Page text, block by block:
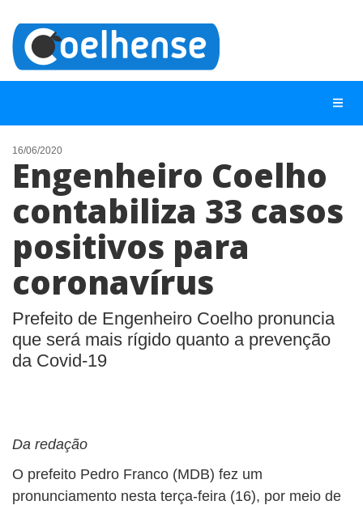
NOTÍCIAS
LISTA DIGITAL
TELEFONES ÚTEIS
CONTATO
ANUNCIE
BUSCAR
16/06/2020
Engenheiro Coelho
contabiliza 33 casos
positivos para
coronavírus
Prefeito de Engenheiro Coelho pronuncia
que será mais rígido quanto a prevenção
da Covid-19
Da redação
O prefeito Pedro Franco (MDB) fez um
pronunciamento nesta terça-feira (16), por meio de